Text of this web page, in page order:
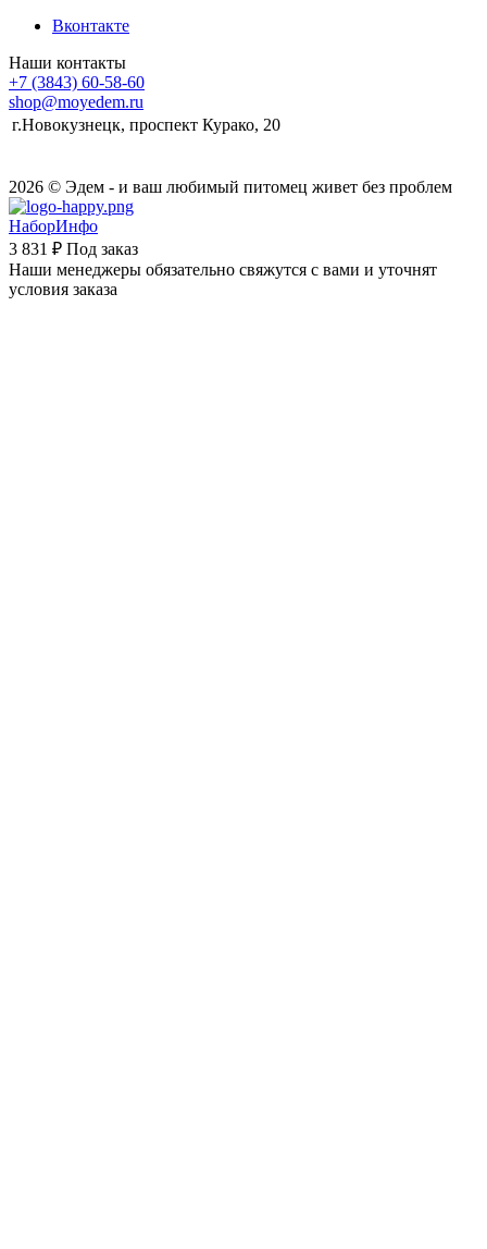
Вконтакте
Наши контакты
+7 (3843) 60-58-60
shop@moyedem.ru
г.Новокузнецк, проспект Курако, 20
2026 © Эдем - и ваш любимый питомец живет без проблем
НаборИнфо
3 831 ₽ Под заказ
Наши менеджеры обязательно свяжутся с вами и уточнят
условия заказа